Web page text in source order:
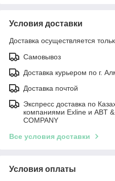
Условия доставки
Доставка осуществляется
Самовывоз
Доставка курьером по г.
Доставка почтой
Экспресс доставка по
компаниями Exline и ABT
COMPANY
Все условия доставки
Условия оплаты